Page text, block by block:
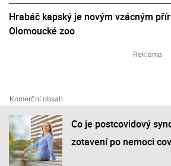
Hrabáč kapský je novým vzácným
Olomoucké zoo
Co je postcovidový
zotavení po nemoci